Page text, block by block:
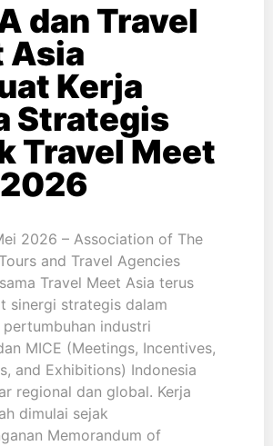
dan Travel
Asia
Kerja
Strategis
Travel Meet
2026 – Association of The
and Travel Agencies
Travel Meet Asia terus
sinergi strategis dalam
industri
MICE (Meetings, Incentives,
and Exhibitions) Indonesia
regional dan global. Kerja
dimulai sejak
Memorandum of